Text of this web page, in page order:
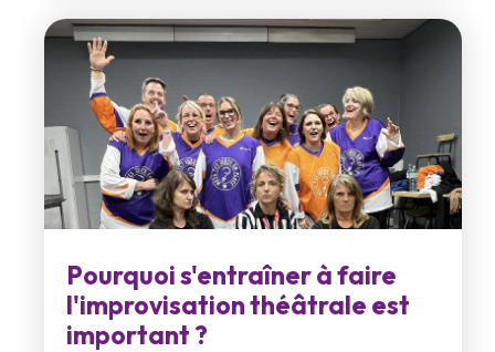
Pourquoi s'entraîner à faire
l'improvisation théâtrale est
important ?